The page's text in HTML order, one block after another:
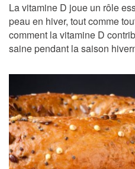
La vitamine D joue un rôle
peau en hiver, tout comme
comment la vitamine D
saine pendant la saison